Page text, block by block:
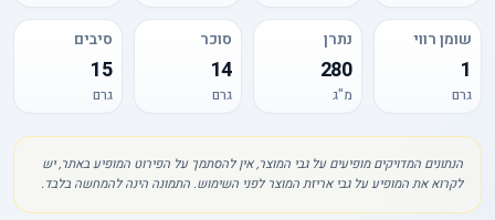
שומן רווי
1
גרם
נתרן
280
מ"ג
סוכר
14
גרם
סיבים
15
גרם
הנתונים המדויקים מופיעים על גבי המוצר, אין להסתמך על הפירוט המופיע באתר, יש
לקרוא את המופיע על גבי אריזת המוצר לפני השימוש. התמונה הינה להמחשה בלבד.